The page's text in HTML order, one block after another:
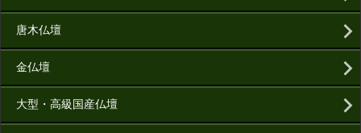
唐木仏壇
金仏壇
大型・高級国産仏壇